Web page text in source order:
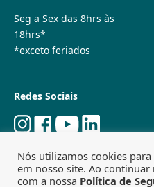
Seg a Sex das 8hrs às
18hrs*
*exceto feriados
Redes Sociais
Nós utilizamos cookies
em nosso site. Ao continuar
com a nossa Política de